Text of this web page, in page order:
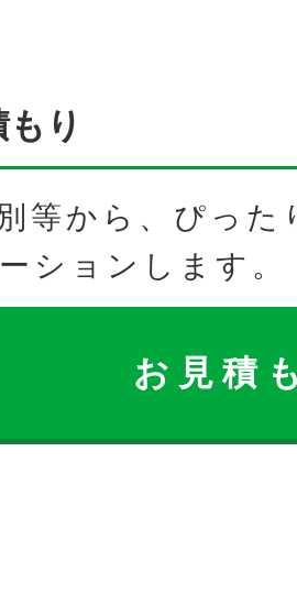
り
等から、ぴっ
ションします。
お見積